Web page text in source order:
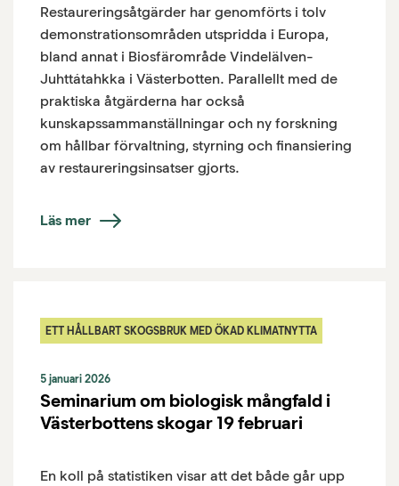
Restaureringsåtgärder har genomförts i tolv
demonstrationsområden utspridda i Europa,
bland annat i Biosfärområde Vindelälven-
Juhttátahkka i Västerbotten. Parallellt med de
praktiska åtgärderna har också
kunskapssammanställningar och ny forskning
om hållbar förvaltning, styrning och finansiering
av restaureringsinsatser gjorts.
Läs mer
ETT HÅLLBART SKOGSBRUK MED ÖKAD KLIMATNYTTA
5 januari 2026
Seminarium om biologisk mångfald i
Västerbottens skogar 19 februari
En koll på statistiken visar att det både går upp